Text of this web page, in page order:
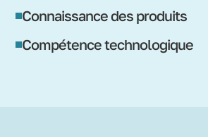
Connaissance des produits
Compétence technologique